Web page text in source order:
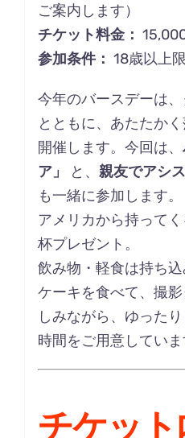
ご案内します）
チケット料金：
参加条件： 18歳以上
今年のバースデーは
とともに、あたたか
開催します。今回は、
ア」 と、 親友でアシ
も一緒に参加します。
アメリカから持って
杯プレゼント。
飲み物・軽食は持ち込
ケーキを食べて、撮
しみながら、ゆった
時間をご用意していま
チケッ